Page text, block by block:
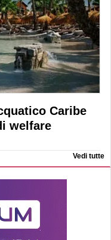
Caribe
welfare
Vedi tutte